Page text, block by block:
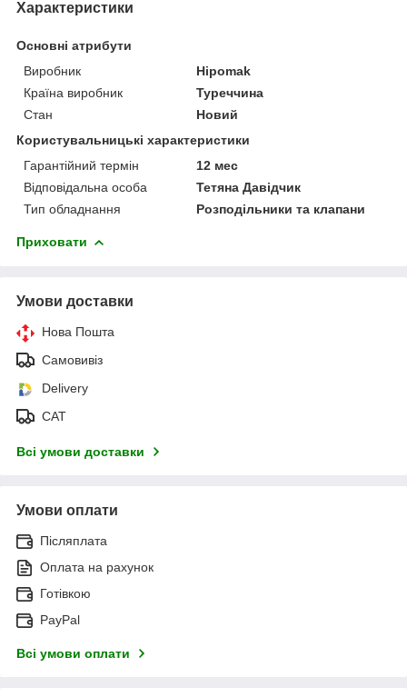
Характеристики
Основні атрибути
Виробник
Hipomak
Країна виробник
Туреччина
Стан
Новий
Користувальницькі характеристики
Гарантійний термін
12 мес
Відповідальна особа
Тетяна Давідчик
Тип обладнання
Розподільники та клапани
Приховати
Умови доставки
Нова Пошта
Самовивіз
Delivery
САТ
Всі умови доставки
Умови оплати
Післяплата
Оплата на рахунок
Готівкою
PayPal
Всі умови оплати